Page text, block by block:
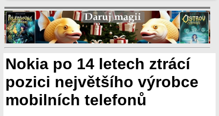
Nokia po 14 letech ztrácí
pozici největšího výrobce
mobilních telefonů